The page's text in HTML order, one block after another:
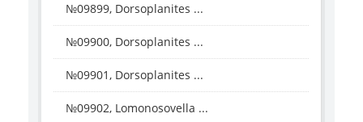
№09899, Dorsoplanites ...
№09900, Dorsoplanites ...
№09901, Dorsoplanites ...
№09902, Lomonosovella ...